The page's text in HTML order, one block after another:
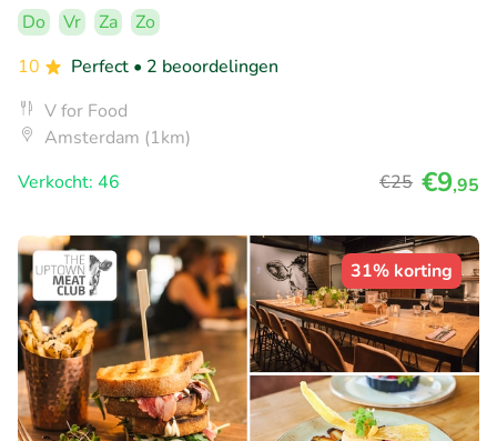
Do Vr Za
Zo
10
Perfect • 2 beoordelingen
V for Food
Amsterdam (1km)
Verkocht: 46
€25 €9,95
31% korting